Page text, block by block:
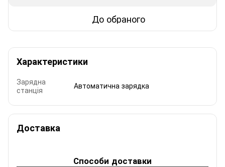
До обраного
Характеристики
Зарядна
станція
Автоматична зарядка
Доставка
Способи доставки